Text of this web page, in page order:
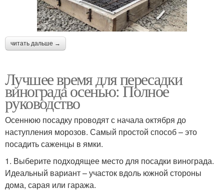
читать дальше →
Лучшее время для пересадки
винограда осенью: Полное
руководство
Осеннюю посадку проводят с начала октября до
наступления морозов. Самый простой способ – это
посадить саженцы в ямки.
1. Выберите подходящее место для посадки винограда.
Идеальный вариант – участок вдоль южной стороны
дома, сарая или гаража.